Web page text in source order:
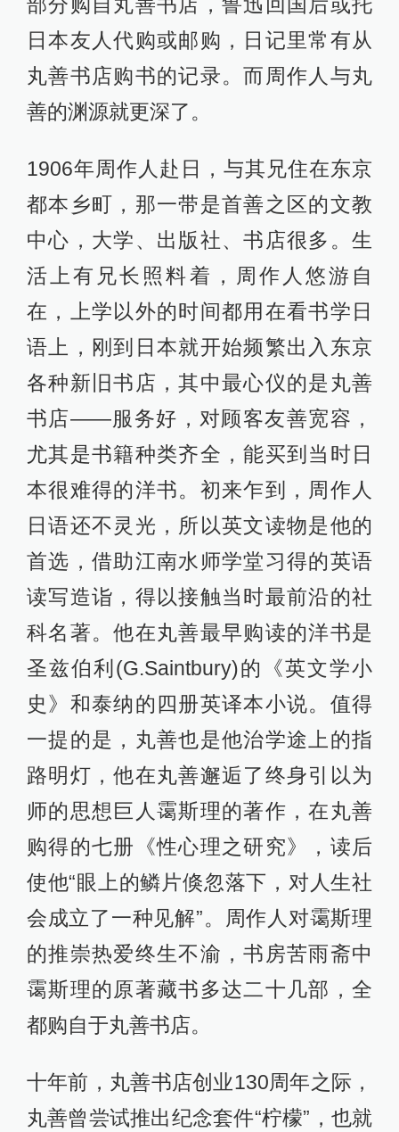
日本友人代购或邮购，日记里常有从
丸善书店购书的记录。而周作人与丸
善的渊源就更深了。
1906年周作人赴日，与其兄住在东京
都本乡町，那一带是首善之区的文教
中心，大学、出版社、书店很多。生
活上有兄长照料着，周作人悠游自
在，上学以外的时间都用在看书学日
语上，刚到日本就开始频繁出入东京
各种新旧书店，其中最心仪的是丸善
书店——服务好，对顾客友善宽容，
尤其是书籍种类齐全，能买到当时日
本很难得的洋书。初来乍到，周作人
日语还不灵光，所以英文读物是他的
首选，借助江南水师学堂习得的英语
读写造诣，得以接触当时最前沿的社
科名著。他在丸善最早购读的洋书是
圣兹伯利(G.Saintbury)的《英文学小
史》和泰纳的四册英译本小说。值得
一提的是，丸善也是他治学途上的指
路明灯，他在丸善邂逅了终身引以为
师的思想巨人霭斯理的著作，在丸善
购得的七册《性心理之研究》，读后
使他“眼上的鳞片倏忽落下，对人生社
会成立了一种见解”。周作人对霭斯理
的推崇热爱终生不渝，书房苦雨斋中
霭斯理的原著藏书多达二十几部，全
都购自于丸善书店。
十年前，丸善书店创业130周年之际，
丸善曾尝试推出纪念套件“柠檬”，也就